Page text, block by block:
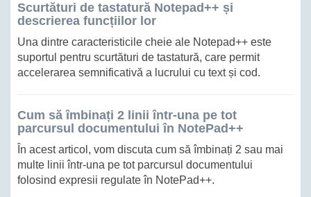
Scurtături de tastatură Notepad++ și
descrierea funcțiilor lor
Una dintre caracteristicile cheie ale Notepad++ este
suportul pentru scurtături de tastatură, care permit
accelerarea semnificativă a lucrului cu text și cod.
Cum să îmbinați 2 linii într-una pe tot
parcursul documentului în NotePad++
În acest articol, vom discuta cum să îmbinați 2 sau mai
multe linii într-una pe tot parcursul documentului
folosind expresii regulate în NotePad++.